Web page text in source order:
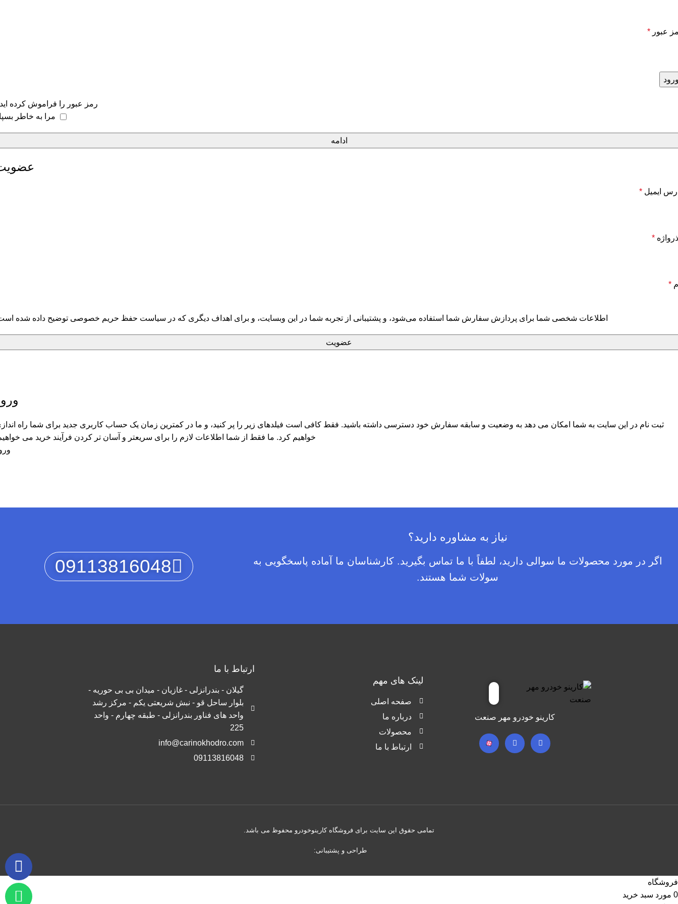
عبور *
رمز عبور را فراموش کرده
مرا به خاطر
ادامه
ایمیل *
*
*
اطلاعات شخصی شما برای پردازش سفارش شما استفاده می‌شود، و پشتیبانی از تجربه شما در این وبسایت، و برای اهداف دیگری که در سیاست حفظ حریم خصوصی توضیح داده شده
عضویت
ثبت نام در این سایت به شما امکان می دهد به وضعیت و سابقه سفارش خود دسترسی داشته باشید. فقط کافی است فیلدهای زیر را پر کنید، و ما در کمترین زمان یک حساب کاربری جدید برای شما راه
خواهیم کرد. ما فقط از شما اطلاعات لازم را برای سریعتر و آسان تر کردن فرآیند خرید می
نیاز به مشاوره دارید؟
اگر در مورد محصولات ما سوالی دارید، لطفاً با ما تماس بگیرید. کارشناسان ما آماده پاسخگویی به
سولات شما هستند.
09113816048
کارینو خودرو مهر صنعت
لینک های مهم
صفحه اصلی
درباره ما
محصولات
ارتباط با ما
ارتباط با ما
گیلان - بندرانزلی - غازیان - میدان بی بی حوریه -
بلوار ساحل قو - نبش شریعتی یکم - مرکز رشد
واحد های فناور بندرانزلی - طبقه چهارم - واحد
225
info@carinokhodro.com
09113816048
تمامی حقوق این سایت برای فروشگاه کارینوخودرو محفوظ می باشد.
طراحی و پشتیبانی:
فروشگاه
0 مورد سبد خرید